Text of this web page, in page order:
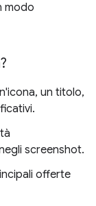
modo
un titolo,
screenshot.
offerte